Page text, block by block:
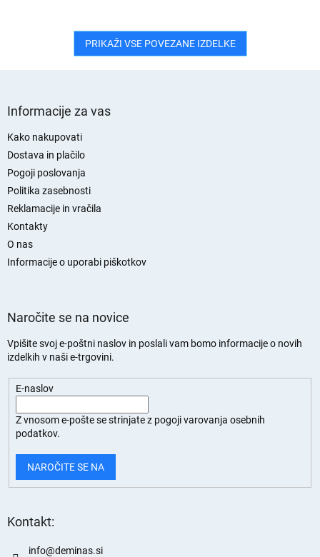
PRIKAŽI VSE POVEZANE IZDELKE
Informacije za vas
Kako nakupovati
Dostava in plačilo
Pogoji poslovanja
Politika zasebnosti
Reklamacije in vračila
Kontakty
O nas
Informacije o uporabi piškotkov
Naročite se na novice
Vpišite svoj e-poštni naslov in poslali vam bomo informacije o novih
izdelkih v naši e-trgovini.
E-naslov
Z vnosom e-pošte se strinjate z pogoji varovanja osebnih
podatkov.
NAROČITE SE NA
Kontakt:
info@deminas.si